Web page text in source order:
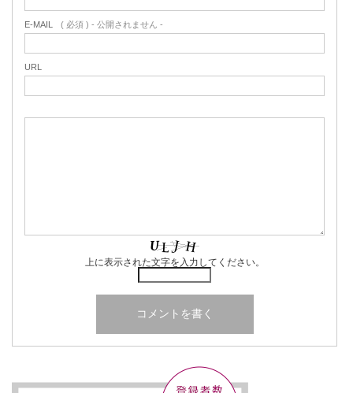
E-MAIL ( 必須 ) - 公開されません -
URL
上に表示された文字を入力してください。